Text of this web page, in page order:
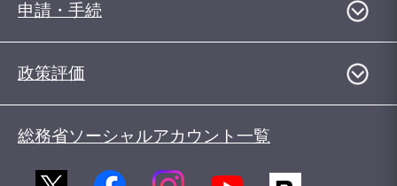
申請・手続
政策評価
総務省ソーシャルアカウント一覧